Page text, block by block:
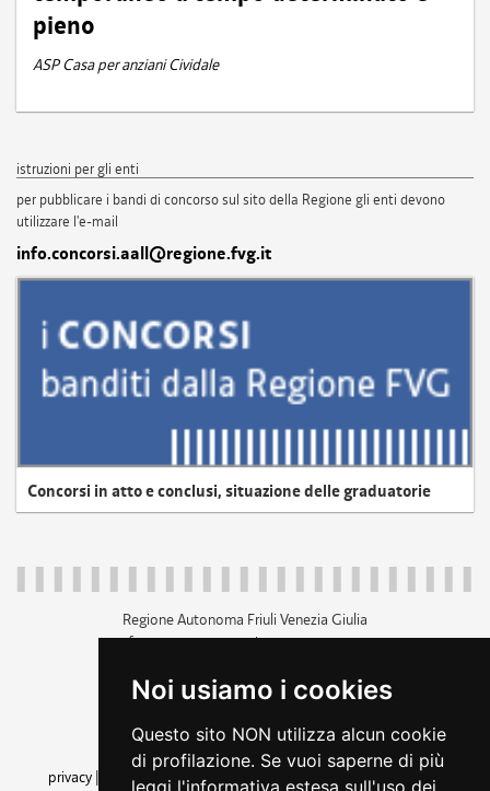
Noi usiamo i cookies
Questo sito NON utilizza alcun cookie
di profilazione. Se vuoi saperne di più
leggi l'informativa estesa sull'uso dei
pieno
ASP Casa per anziani Cividale
istruzioni per gli enti
per pubblicare i bandi di concorso sul sito della Regione gli enti devono
utilizzare l'e-mail
info.concorsi.aall@regione.fvg.it
Concorsi in atto e conclusi, situazione delle graduatorie
Regione Autonoma Friuli Venezia Giulia
c.f. 80014930327; p.iva 00526040324
+39 040 3771111
amministrazione trasparente
privacy
cookie |note legali accessibilità
dichiarazione di